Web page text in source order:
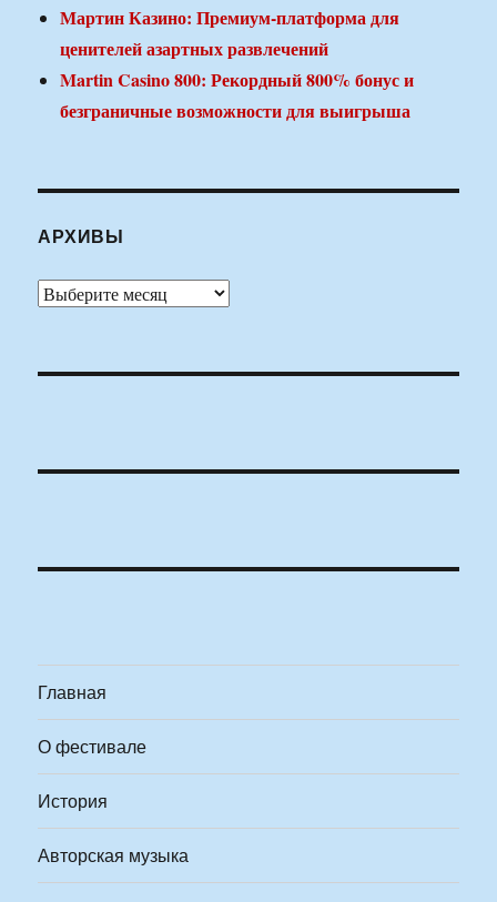
Мартин Казино: Премиум-платформа для
ценителей азартных развлечений
Martin Casino 800: Рекордный 800% бонус и
безграничные возможности для выигрыша
АРХИВЫ
Архивы
Главная
О фестивале
История
Авторская музыка